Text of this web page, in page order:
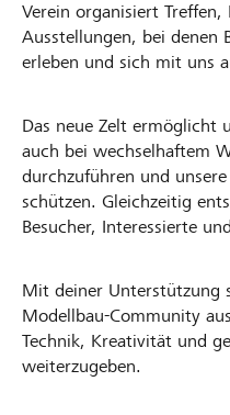
Verein organisiert
Ausstellungen, bei denen
erleben und sich mit uns
Das neue Zelt ermöglicht
auch bei wechselhaftem
durchzuführen und
schützen. Gleichzeitig
Besucher, Interessierte
Mit deiner Unterstützung
Modellbau-Community
Technik, Kreativität und
weiterzugeben.